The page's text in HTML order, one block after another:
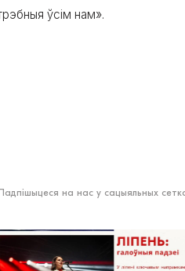
ўсім нам».
Падпішыцеся на нас у сацыяльных